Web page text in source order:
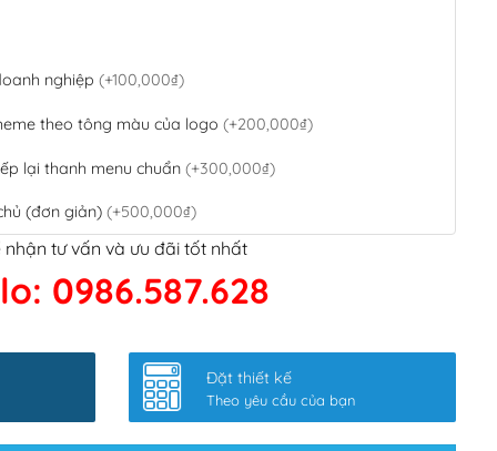
nghiệp (+100,000₫)
theo tông màu của logo (+200,000₫)
lại thanh menu chuẩn (+300,000₫)
(đơn giản) (+500,000₫)
Code ngân hàng(+100,000₫)
kết google, cập nhật sitemap(+50,000₫)
slider chính (+200,000₫)
tư vấn và ưu đãi tốt nhất
0986.587.628
Đặt thiết kế
Theo yêu cầu của bạn